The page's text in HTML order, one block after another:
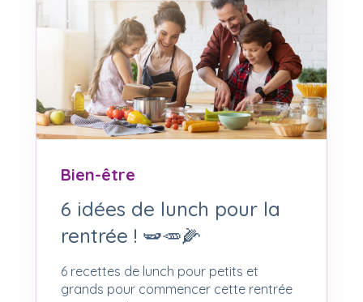
Bien-être
6 idées de lunch pour la
rentrée ! 🫛🥕🌽
6 recettes de lunch pour petits et
grands pour commencer cette rentrée